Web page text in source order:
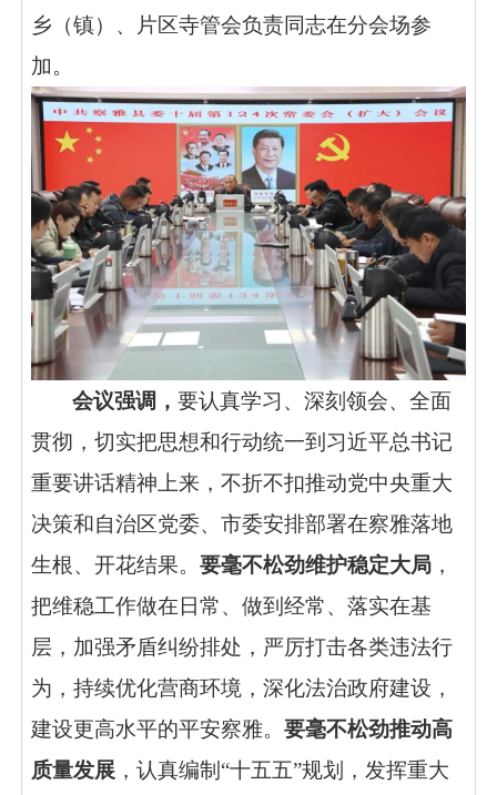
乡（镇）、片区寺管会负责同志在分会场参
加。
会议强调 ，要认真学习、深刻领会、全面
贯彻，切实把思想和行动统一到习近平总书记
重要讲话精神上来，不折不扣推动党中央重大
决策和自治区党委、市委安排部署在察雅落地
生根、开花结果。 要毫不松劲维护稳定大局，
把维稳工作做在日常、做到经常、落实在基
层，加强矛盾纠纷排处，严厉打击各类违法行
为，持续优化营商环境，深化法治政府建设，
建设更高水平的平安察雅。 要毫不松劲推动高
质量发展，认真编制“十五五”规划，发挥重大